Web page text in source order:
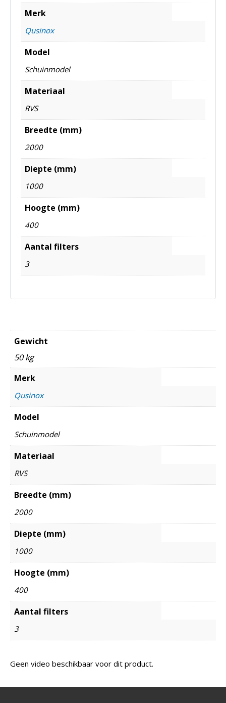
Merk
Qusinox
Model
Schuinmodel
Materiaal
RVS
Breedte (mm)
2000
Diepte (mm)
1000
Hoogte (mm)
400
Aantal filters
3
Gewicht
50 kg
Merk
Qusinox
Model
Schuinmodel
Materiaal
RVS
Breedte (mm)
2000
Diepte (mm)
1000
Hoogte (mm)
400
Aantal filters
3
Geen video beschikbaar voor dit product.